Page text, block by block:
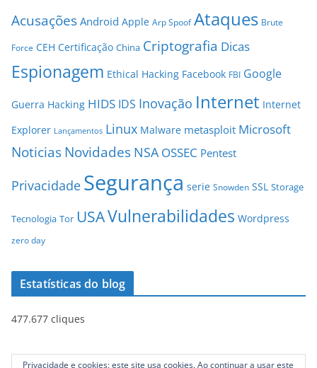
Acusações Android Apple Arp Spoof Ataques Brute
Force CEH Certificação China Criptografia Dicas
Espionagem Ethical Hacking Facebook FBI Google
Guerra Hacking HIDS IDS Inovação Internet Internet
Explorer Lançamentos Linux Malware metasploit Microsoft
NoticiasNovidades NSA OSSEC Pentest
Privacidade Segurança serie Snowden SSL Storage
Tecnologia Tor USAVulnerabilidades Wordpress
zero day
Estatísticas do blog
477.677 cliques
Privacidade e cookies: este site usa cookies. Ao continuar a usar este